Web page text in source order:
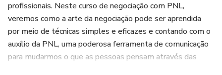
profissionais. Neste curso de negociação com PNL,
veremos como a arte da negociação pode ser aprendida
por meio de técnicas simples e eficazes e contando com o
auxílio da PNL, uma poderosa ferramenta de comunicação
para mudarmos o que as pessoas pensam através das